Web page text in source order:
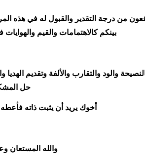
من درجة التقدير والقبول له في هذه
بينكم كالاهتمامات والقيم
والود والتقارب والألفة وتقديم
حل
أخوك يريد أن يثبت ذاته
والله المستعان